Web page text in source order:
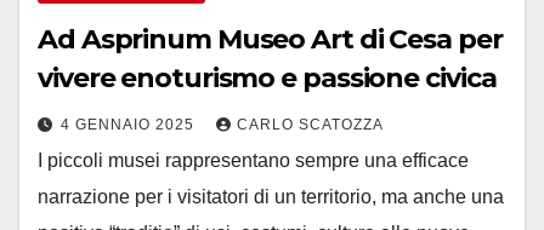
Ad Asprinum Museo Art di Cesa per
vivere enoturismo e passione civica
4 GENNAIO 2025 CARLO SCATOZZA
I piccoli musei rappresentano sempre una efficace
narrazione per i visitatori di un territorio, ma anche una